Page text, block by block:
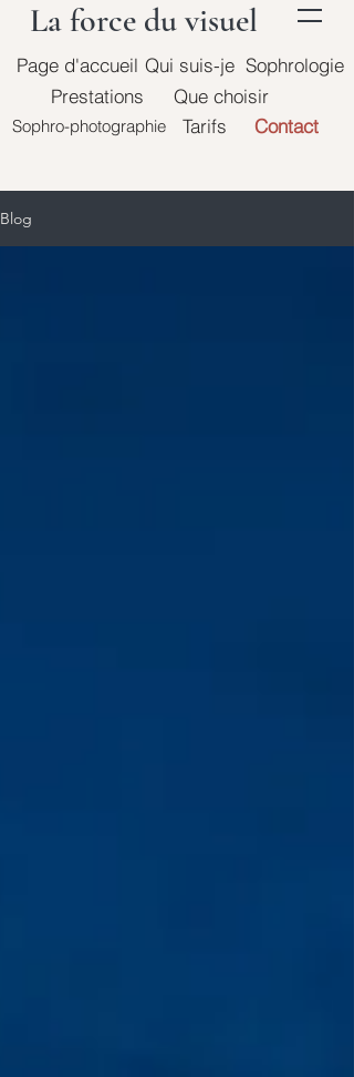
La force du visuel
Qui suis-je Sophrologie
Prestations
Sophro-photographie
Que choisir
Page d'accueil
Contact
Tarifs
Blog